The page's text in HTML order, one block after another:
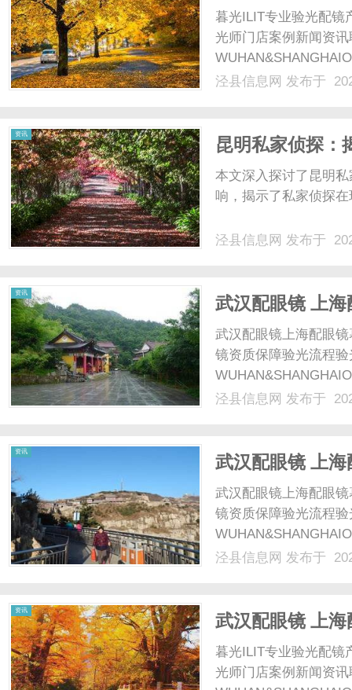
暮光ILIT专业验光配镜
光师门店案例新闻资
配镜的写字楼眼镜店
泾县信息网 发布于
资讯
昆明私家侦探：
本文深入探讨了昆明
响，揭示了私家侦探
泾县信息网 发布于
资讯
武汉配眼镜 上海
武汉配眼镜上海配眼
镜资质保障验光流程
配镜的写字楼眼镜店
泾县信息网 发布于
资讯
武汉配眼镜 上海
武汉配眼镜上海配眼
镜资质保障验光流程
配镜的写字楼眼镜店
泾县信息网 发布于
资讯
武汉配眼镜 上海
暮光ILIT专业验光配镜
光师门店案例新闻资